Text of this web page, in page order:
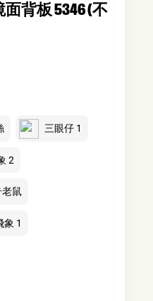
面背板 5346 (不
三眼仔 1
2
鼠
象 1